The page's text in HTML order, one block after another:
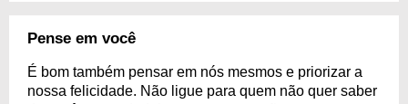
Pense em você
É bom também pensar em nós mesmos e priorizar a
nossa felicidade. Não ligue para quem não quer saber